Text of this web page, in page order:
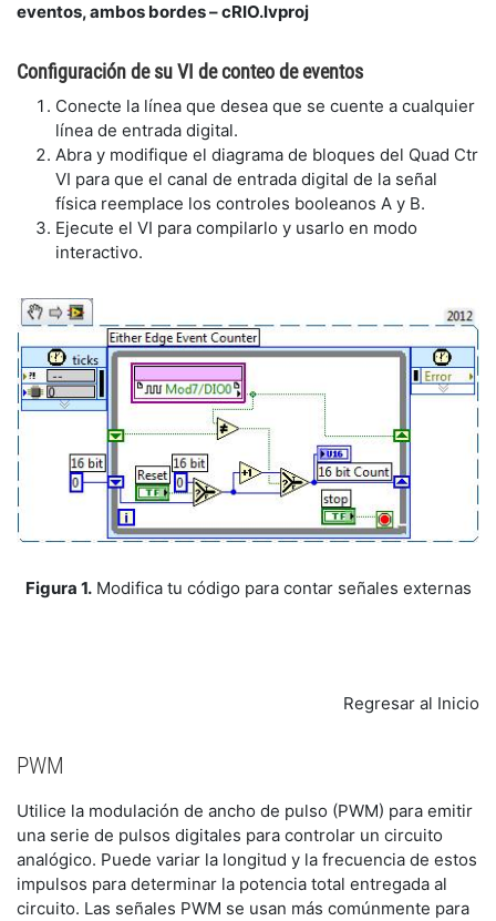
eventos, ambos bordes – cRIO.lvproj
Configuración de su VI de conteo de eventos
Conecte la línea que desea que se cuente a cualquier
línea de entrada digital.
Abra y modifique el diagrama de bloques del Quad Ctr
VI para que el canal de entrada digital de la señal
física reemplace los controles booleanos A y B.
Ejecute el VI para compilarlo y usarlo en modo
interactivo.
Figura 1.Modifica tu código para contar señales externas
Regresar al Inicio
PWM
Utilice la modulación de ancho de pulso (PWM) para emitir
una serie de pulsos digitales para controlar un circuito
analógico. Puede variar la longitud y la frecuencia de estos
impulsos para determinar la potencia total entregada al
circuito. Las señales PWM se usan más comúnmente para